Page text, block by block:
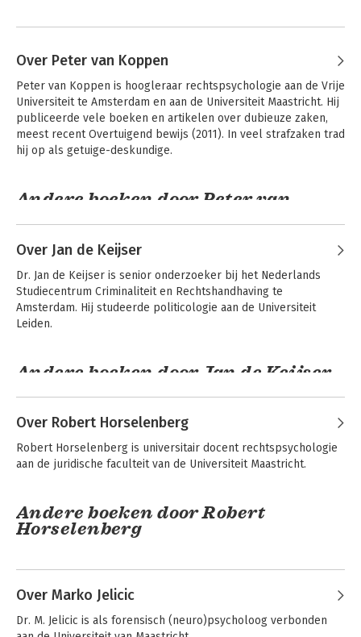
Over Peter van Koppen
Peter van Koppen is hoogleraar rechtspsychologie aan de Vrije
Universiteit te Amsterdam en aan de Universiteit Maastricht. Hij
publiceerde vele boeken en artikelen over dubieuze zaken,
meest recent Overtuigend bewijs (2011). In veel strafzaken trad
hij op als getuige-deskundige.
Andere boeken door Peter van
De Zwolse zwendel
Over Jan de Keijser
Dr. Jan de Keijser is senior onderzoeker bij het Nederlands
Studiecentrum Criminaliteit en Rechtshandhaving te
Amsterdam. Hij studeerde politicologie aan de Universiteit
Leiden.
Andere boeken door Jan de Keijser
Wetenschap
Over Robert Horselenberg
Robert Horselenberg is universitair docent rechtspsychologie
aan de juridische faculteit van de Universiteit Maastricht.
Andere boeken door Robert
Horselenberg
Over Marko Jelicic
Dr. M. Jelicic is als forensisch (neuro)psycholoog verbonden